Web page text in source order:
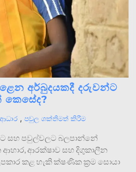
අර්බුදයකදී දරුවන්ට
, පවුල ශක්තිමත් කිරීම
සහ පවුල්වලට බලපාන්නේ
ආරක්ෂාව සහ දිගුකාලීන
කළ හැකි ක්ෂණික ක්‍රම සොයා